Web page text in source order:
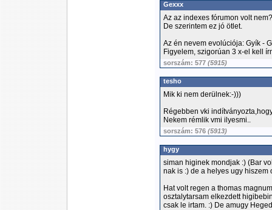
Gexxx
Az az indexes fórumon volt nem?
De szerintem ez jó ötlet.
Az én nevem evolúciója: Gyík -
Figyelem, szigorúan 3 x-el kell
sorszám: 577 (5915)
tesho
Mik ki nem derülnek:-)))
Régebben vki
Nekem rémlik vmi ilyesmi..
sorszám: 576 (5913)
hygy
siman higinek mondjak :) (Bar
nak is :) de a helyes ugy hiszem
Hat volt regen a thomas
osztalytarsam elkezdett
csak le irtam. :) De amugy